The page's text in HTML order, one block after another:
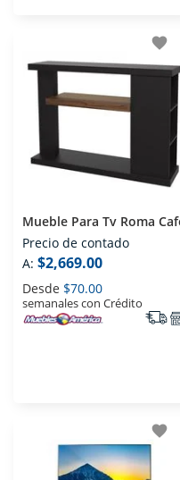
favorite
Mueble Para Tv Roma
Precio de contado
A: $2,669.00
Desde $70.00
semanales con Crédito
favorite